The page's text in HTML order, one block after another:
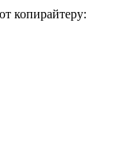
копирайтеру: